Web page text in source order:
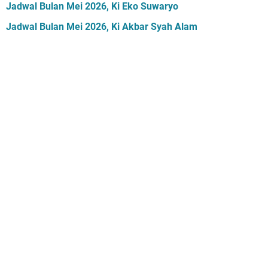
Jadwal Bulan Mei 2026, Ki Eko Suwaryo
Jadwal Bulan Mei 2026, Ki Akbar Syah Alam